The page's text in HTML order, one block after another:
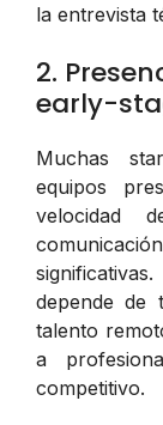
la entrevista
2.
early-
Muchas
equipos
velocidad
depende de
talento
a
competitivo.